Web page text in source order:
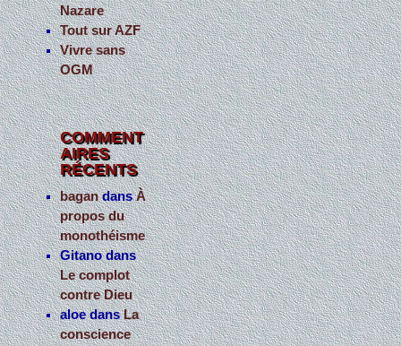
Nazare
Tout sur AZF
Vivre sans
OGM
COMMENT
AIRES
RÉCENTS
bagandansÀ
propos du
monothéisme
Gitanodans
Le complot
contre Dieu
aloedansLa
conscience